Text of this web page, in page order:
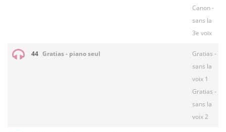
Canon -
sans la
3e voix
44 Gratias - piano seul
Gratias -
sans la
voix 1
Gratias -
sans la
voix 2